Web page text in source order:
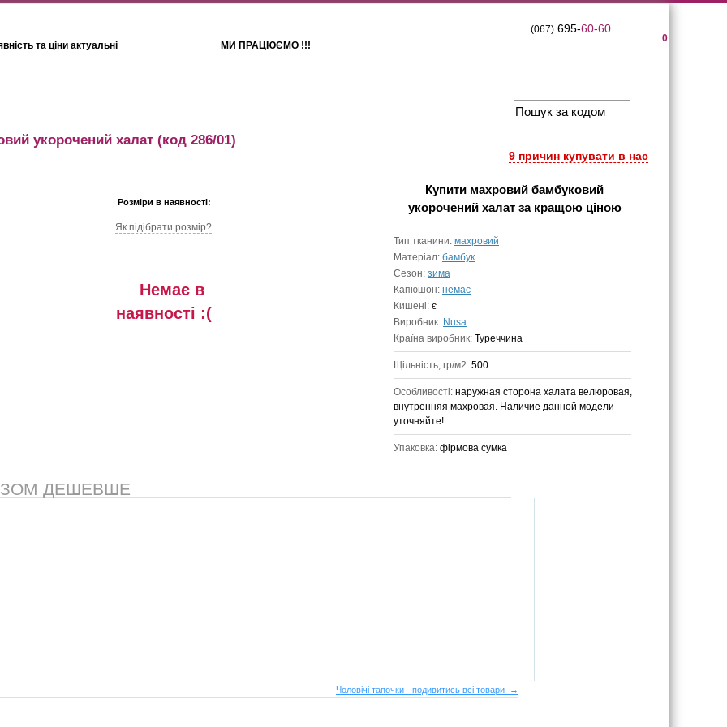
та ціни актуальні МИ ПРАЦЮЄМО !!!
0
(067)695-60-60
9 причин купувати в нас
укорочений халат (код 286/01)
Розміри в наявності:
Як підібрати розмір?
Немає в
наявностi :(
Купити махровий бамбуковий
укорочений халатза кращою ціною
Тип тканини: махровий
Матеріал: бамбук
Сезон: зима
Капюшон: немає
Кишені: є
Виробник: Nusa
Країна виробник: Туреччина
Щільність, гр/м2: 500
Особливості: наружная сторона халата велюровая,
внутренняя махровая. Наличие данной модели
уточняйте!
Упаковка: фірмова сумка
ДЕШЕВШЕ
Чоловічі тапочки - подивитись всі товари →